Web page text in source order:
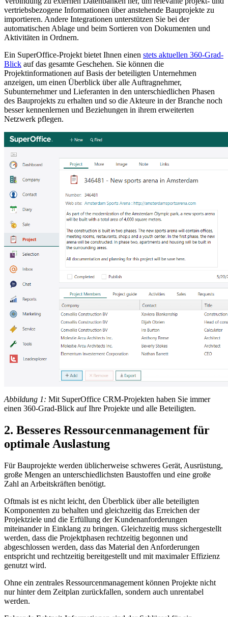
vertriebsbezogene Informationen über anstehende Bauprojekte zu
importieren. Andere Integrationen unterstützen Sie bei der
automatischen Ablage und beim Sortieren von Dokumenten und
Aktivitäten in Ordnern.
Ein SuperOffice-Projekt bietet Ihnen einen stets aktuellen 360-Grad-
Blick auf das gesamte Geschehen. Sie können die
Projektinformationen auf Basis der beteiligten Unternehmen
anzeigen, um einen Überblick über alle Auftragnehmer,
Subunternehmer und Lieferanten in den unterschiedlichen Phasen
des Bauprojekts zu erhalten und so die Akteure in der Branche noch
besser kennenlernen und Beziehungen in ihrem erweiterten
Netzwerk pflegen.
Abbildung 1: Mit SuperOffice CRM-Projekten haben Sie immer
einen 360-Grad-Blick auf Ihre Projekte und alle Beteiligten.
2. Besseres Ressourcenmanagement für
optimale Auslastung
Für Bauprojekte werden üblicherweise schweres Gerät, Ausrüstung,
große Mengen an unterschiedlichsten Baustoffen und eine große
Zahl an Arbeitskräften benötigt.
Oftmals ist es nicht leicht, den Überblick über alle beteiligten
Komponenten zu behalten und gleichzeitig das Erreichen der
Projektziele und die Erfüllung der Kundenanforderungen
miteinander in Einklang zu bringen. Gleichzeitig muss sichergestellt
werden, dass die Projektphasen rechtzeitig begonnen und
abgeschlossen werden, dass das Material den Anforderungen
entspricht und rechtzeitig bereitgestellt und mit maximaler Effizienz
genutzt wird.
Ohne ein zentrales Ressourcenmanagement können Projekte nicht
nur hinter dem Zeitplan zurückfallen, sondern auch unrentabel
werden.